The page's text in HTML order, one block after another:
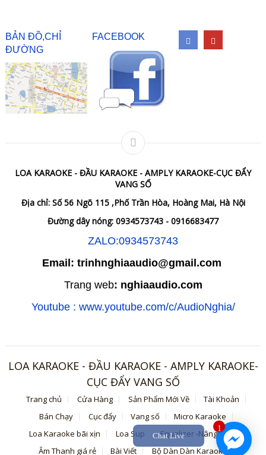
1
Chat Live
BẢN ĐỒ,CHỈ
ĐƯỜNG
FACEBOOK
LOA KARAOKE - ĐẦU KARAOKE - AMPLY KARAOKE-CỤC ĐẨY
VANG SỐ
Địa chỉ: Số 56 Ngõ 115 ,Phố Trần Hòa, Hoàng Mai, Hà Nội
Đường dây nóng: 0934573743 - 0916683477
ZALO:0934573743
Email: trinhnghiaaudio@gmail.com
Trang web: nghiaaudio.com
Youtube : www.youtube.com/c/AudioNghia/
LOA KARAOKE - ĐẦU KARAOKE - AMPLY KARAOKE-
CỤC ĐẨY VANG SỐ
Trang chủ Cửa Hàng Sản Phẩm Mới Về
Tài Khoản
Bán Chạy
Cục đẩy Vang số
Micro Karaoke
Loa Karaoke bãi xịn
Loa Sup
Equalizer -Nâng tiếng
Âm Thanh giá rẻ
Bài Viết Bộ Dàn Dàn Karaoke